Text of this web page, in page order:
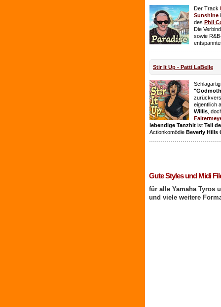
Der Track
Sunshine
des Phil
Die
sowie
Stir It Up - Patti LaBelle
eigentllich
Willis ,
lebendige Tanzhit ist Teil
Actionkomödie Beverly Hills
Gute Styles und Midi
für alle Yamaha Tyros
und viele weitere